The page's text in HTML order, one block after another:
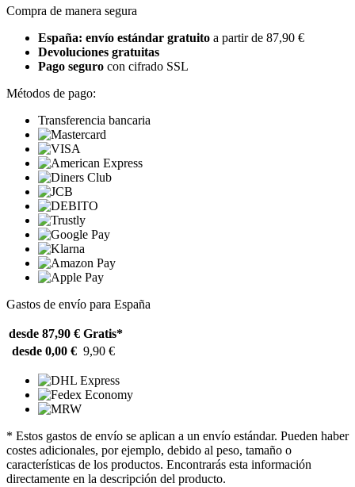
Compra de manera segura
España: envío estándar gratuito a partir de 87,90 €
Devoluciones gratuitas
Pago seguro con cifrado SSL
Métodos de pago:
Transferencia bancaria
Gastos de envío para España
desde 87,90 € Gratis*
desde 0,00 € 9,90 €
* Estos gastos de envío se aplican a un envío estándar. Pueden haber
costes adicionales, por ejemplo, debido al peso, tamaño o
características de los productos. Encontrarás esta información
directamente en la descripción del producto.